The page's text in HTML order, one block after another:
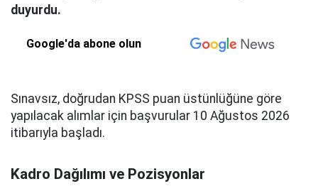
duyurdu.
Google'da abone olun
Sınavsız, doğrudan KPSS puan üstünlüğüne göre
yapılacak alımlar için başvurular 10 Ağustos 2026
itibarıyla başladı.
Kadro Dağılımı ve Pozisyonlar